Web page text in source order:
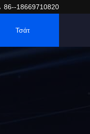
86--18669710820
Τσάτ